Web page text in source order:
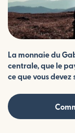
La monnaie du
centrale, que le
ce que vous devez